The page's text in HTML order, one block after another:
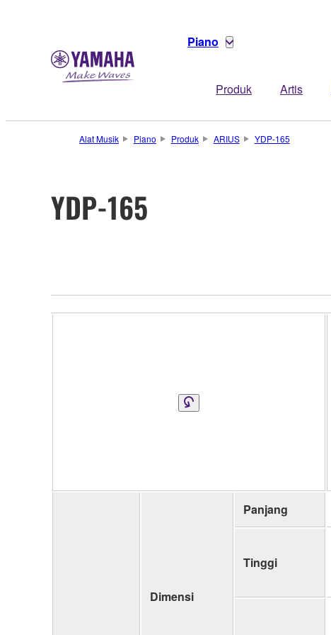
Piano
Produk Artis
Alat Musik Piano Produk ARIUS YDP-165
YDP-165
Dimensi
Panjang
Tinggi